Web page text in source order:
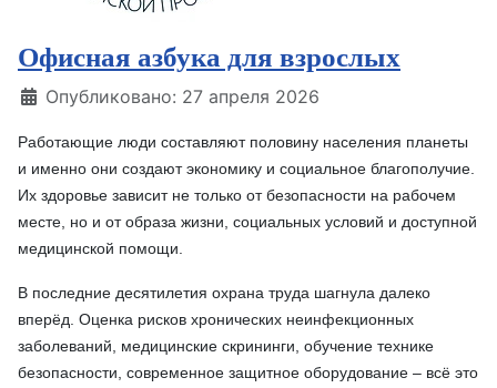
Офисная азбука для взрослых
Информация о материале
Опубликовано: 27 апреля 2026
Работающие люди составляют половину населения планеты
и именно они создают экономику и социальное благополучие.
Их здоровье зависит не только от безопасности на рабочем
месте, но и от образа жизни, социальных условий и доступной
медицинской помощи.
В последние десятилетия охрана труда шагнула далеко
вперёд. Оценка рисков хронических неинфекционных
заболеваний, медицинские скрининги, обучение технике
безопасности, современное защитное оборудование – всё это